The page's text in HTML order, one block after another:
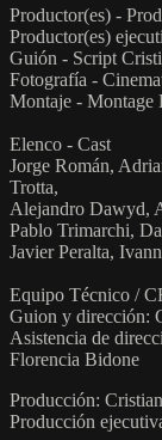
Productor(es) -
Productor(es)
Guión - Script
Fotografía -
Montaje - Montage
Elenco - Cast
Jorge Román,
Trotta,
Alejandro Dawyd,
Pablo Trimarchi,
Javier Peralta,
Equipo Técnico /
Guion y dirección:
Asistencia de
Florencia Bidone
Producción:
Producción